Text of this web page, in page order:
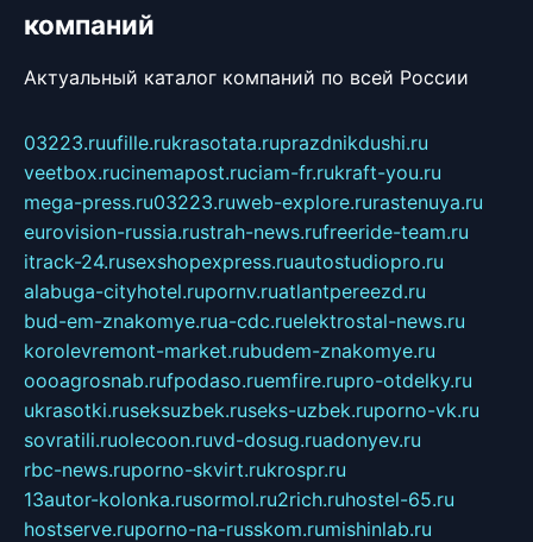
компаний
Актуальный каталог компаний по всей России
03223.ruufille.rukrasotata.ruprazdnikdushi.ru
veetbox.rucinemapost.ruciam-fr.rukraft-you.ru
mega-press.ru03223.ruweb-explore.rurastenuya.ru
eurovision-russia.rustrah-news.rufreeride-team.ru
itrack-24.rusexshopexpress.ruautostudiopro.ru
alabuga-cityhotel.rupornv.ruatlantpereezd.ru
bud-em-znakomye.rua-cdc.ruelektrostal-news.ru
korolevremont-market.rubudem-znakomye.ru
oooagrosnab.rufpodaso.ruemfire.rupro-otdelky.ru
ukrasotki.ruseksuzbek.ruseks-uzbek.ruporno-vk.ru
sovratili.ruolecoon.ruvd-dosug.ruadonyev.ru
rbc-news.ruporno-skvirt.rukrospr.ru
13autor-kolonka.rusormol.ru2rich.ruhostel-65.ru
hostserve.ruporno-na-russkom.rumishinlab.ru